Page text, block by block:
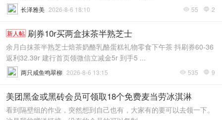
 55  2
长泽雅美 2026-8-6 18:10
新人帖 刷券10r买两盒抹茶半熟芝士
余月白抹茶半熟芝士焙茶奶酪乳酪蛋糕礼物零食下午茶 抖刷券60-36
返利32.39r 建行首页领微信立减金5r 到手5 ...
 535  9
两只咸鱼鸣翠柳 2026-8-6 13:15
美团黑金或黑砖会员可领取18个免费麦当劳冰淇淋
看到隔壁组的作业，突然想到自己也有，大家有的要可以去领一下。